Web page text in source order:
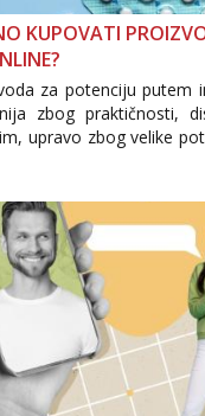
KUPOVATI
za potenciju putem
zbog praktičnosti,
upravo zbog velike
krivotvoreni
te proizvodi